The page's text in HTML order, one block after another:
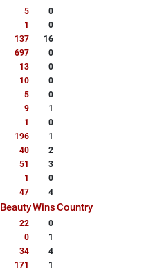
5
0
1
0
137
16
697
0
13
0
10
0
5
0
9
1
1
0
196
1
40
2
51
3
1
0
47 4
BeautyWinsCountry
22
0
0
1
34
4
171
1